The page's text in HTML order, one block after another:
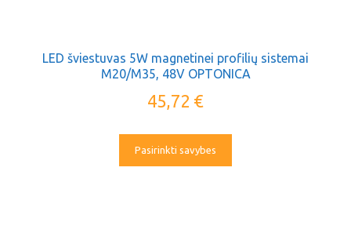
LED šviestuvas 5W magnetinei profilių sistemai
M20/M35, 48V OPTONICA
45,72 €
Pasirinkti savybes